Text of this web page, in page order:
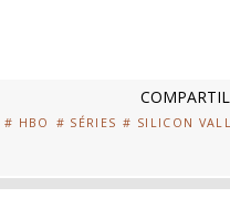
# HBO # SÉRIES # SILICON